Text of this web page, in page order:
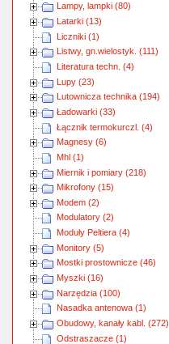
Lampy, lampki (80)
Latarki (13)
Liczniki (1)
Listwy, gn.wielostyk. (111)
Literatura techn. (4)
Lupy (23)
Lutownicza technika (194)
Ładowarki (33)
Łącznik termokurczl. (4)
Magnesy (6)
Mhl (1)
Miernik i pomiary (218)
Mikrofony (15)
Modem (2)
Modulatory (2)
Moduły Peltiera (4)
Monitory (5)
Mostki prostownicze (46)
Myszki (16)
Narzędzia (100)
Nasadka antenowa (1)
Obudowy, kanały kabl. (272)
Odstraszacze (1)